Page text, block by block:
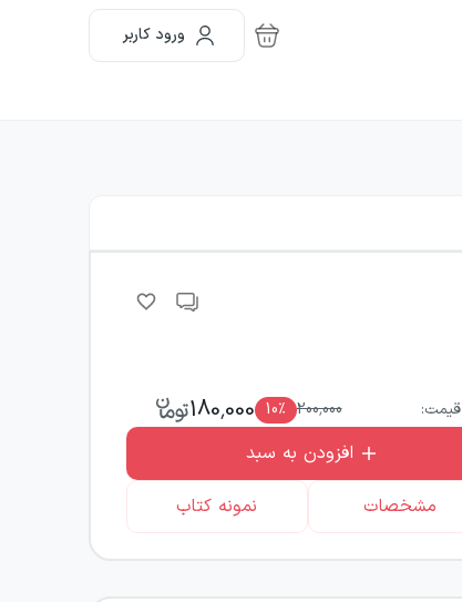
ورود کاربر
قیمت: 200,000
10٪ 180,000
افزودن به سبد
مشخصات
نمونه کتاب